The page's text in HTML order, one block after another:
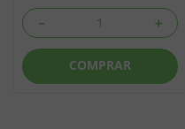
＋
－
COMPRAR